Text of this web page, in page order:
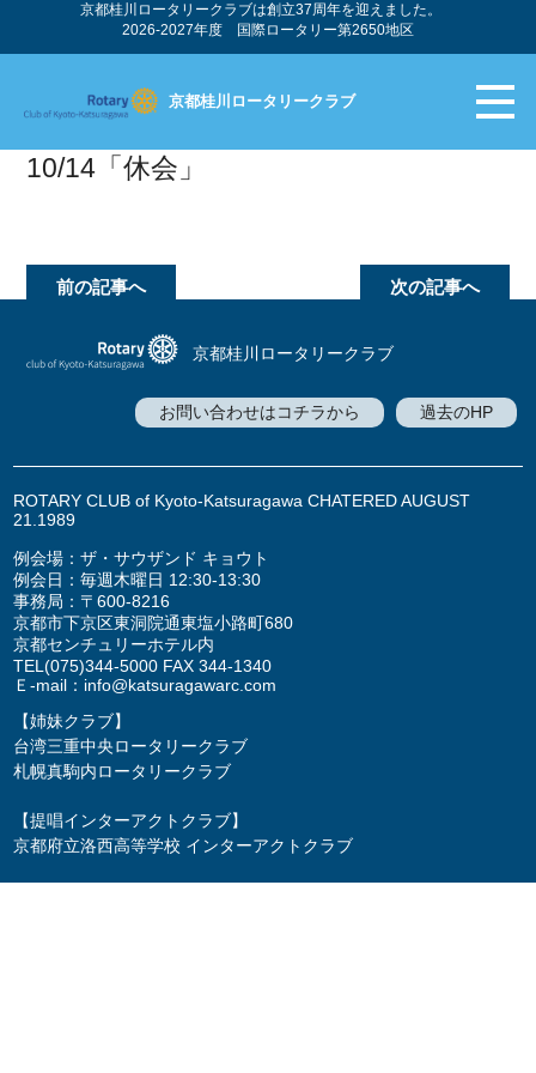
京都桂川ロータリークラブは創立37周年を迎えました。
2026-2027年度 国際ロータリー第2650地区
京都桂川ロータリークラブ
10/14「休会」
前の記事へ 次の記事へ
京都桂川ロータリークラブ
過去のHP
お問い合わせはコチラから
ROTARY CLUB of Kyoto-Katsuragawa CHATERED AUGUST
21.1989
例会場：ザ・サウザンド キョウト
例会日：毎週木曜日 12:30-13:30
事務局：〒600-8216
京都市下京区東洞院通東塩小路町680
京都センチュリーホテル内
TEL(075)344-5000 FAX 344-1340
Ｅ-mail： info@katsuragawarc.com
【姉妹クラブ】
台湾三重中央ロータリークラブ
札幌真駒内ロータリークラブ
【提唱インターアクトクラブ】
京都府立洛西高等学校 インターアクトクラブ